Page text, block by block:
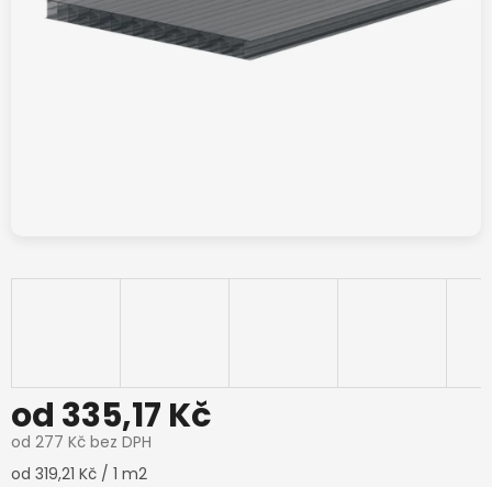
od 335,17 Kč
od 277 Kč bez DPH
Měrná
od 319,21 Kč / 1 m2